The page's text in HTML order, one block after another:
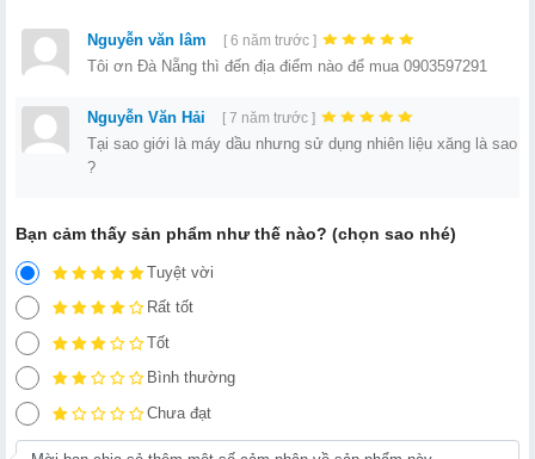
Nguyễn văn lâm [ 6 năm trước ]
Tôi ơn Đà Nẵng thì đến địa điểm nào để mua 0903597291
Nguyễn Văn Hải [ 7 năm trước ]
Tại sao giới là máy dầu nhưng sử dụng nhiên liệu xăng là sao
?
Bạn cảm thấy sản phẩm như thế nào? (chọn sao nhé)
Tuyệt vời
Rất tốt
Tốt
Bình thường
Chưa đạt